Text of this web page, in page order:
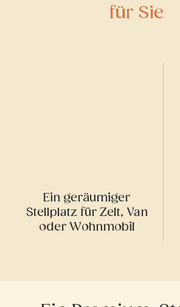
für Sie
Ein geräumiger
Stellplatz für Zelt, Van
oder Wohnmobil